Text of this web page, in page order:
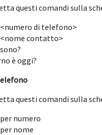
questi comandi sulla
di telefono>
contatto>
è oggi?
questi comandi sulla
numero
nome